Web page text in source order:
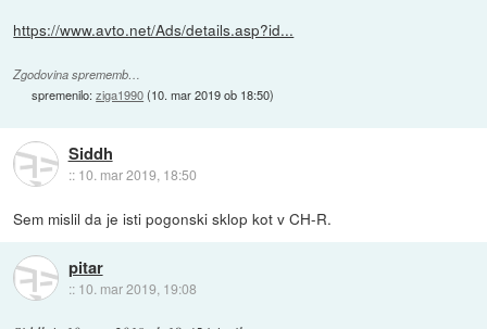
https://www.avto.net/Ads/details.asp?id...
Zgodovina sprememb…
spremenilo:ziga1990(10. mar 2019 ob 18:50)
Siddh
:: 10. mar 2019, 18:50
Sem mislil da je isti pogonski sklop kot v CH-R.
pitar
:: 10. mar 2019, 19:08